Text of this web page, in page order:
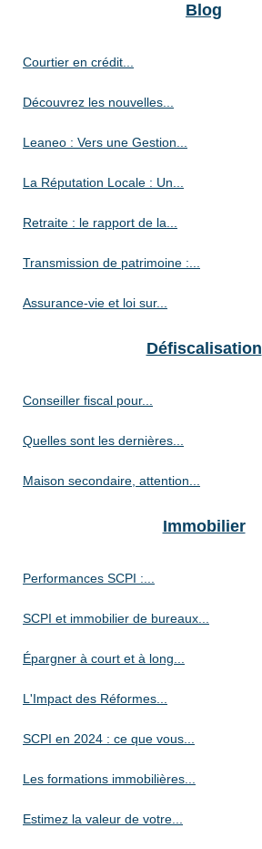
Blog
Courtier en crédit...
Découvrez les nouvelles...
Leaneo : Vers une Gestion...
La Réputation Locale : Un...
Retraite : le rapport de la...
Transmission de patrimoine :...
Assurance-vie et loi sur...
Défiscalisation
Conseiller fiscal pour...
Quelles sont les dernières...
Maison secondaire, attention...
Immobilier
Performances SCPI :...
SCPI et immobilier de bureaux...
Épargner à court et à long...
L'Impact des Réformes...
SCPI en 2024 : ce que vous...
Les formations immobilières...
Estimez la valeur de votre...